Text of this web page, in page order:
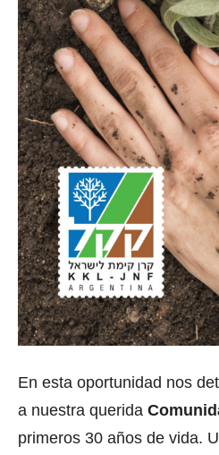
En esta oportunidad nos
a nuestra querida
primeros 30 años de vida.